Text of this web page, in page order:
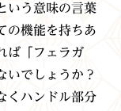
いう意味の言葉
の機能を持ちあ
ば「フェラガ
いでしょうか？
くハンドル部分